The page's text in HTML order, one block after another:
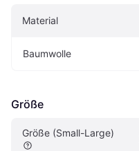
Material
Baumwolle
Größe
Größe (Small-Large)